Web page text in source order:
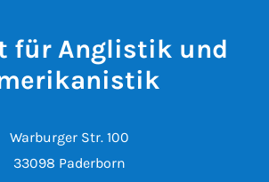
für Anglistik und
Warburger Str. 100
33098 Paderborn